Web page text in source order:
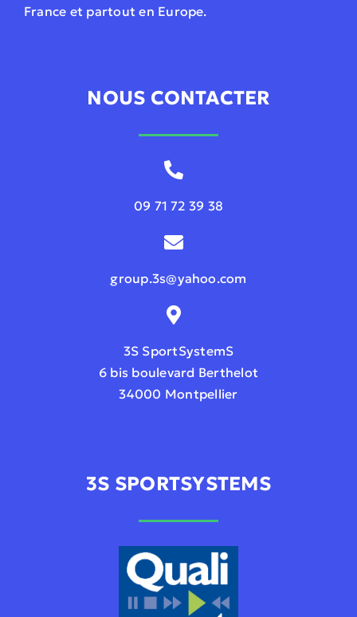
France et partout en Europe.
NOUS CONTACTER
09 71 72 39 38
group.3s@yahoo.com
3S SportSystemS
6 bis boulevard Berthelot
34000 Montpellier
3S SPORTSYSTEMS